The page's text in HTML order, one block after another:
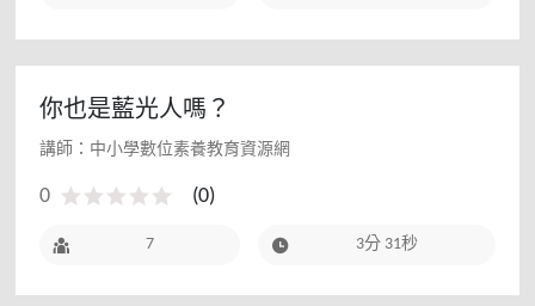
你也是藍光人嗎？
講師：中小學數位素養教育資源網
0 (0)
7 3分 31秒